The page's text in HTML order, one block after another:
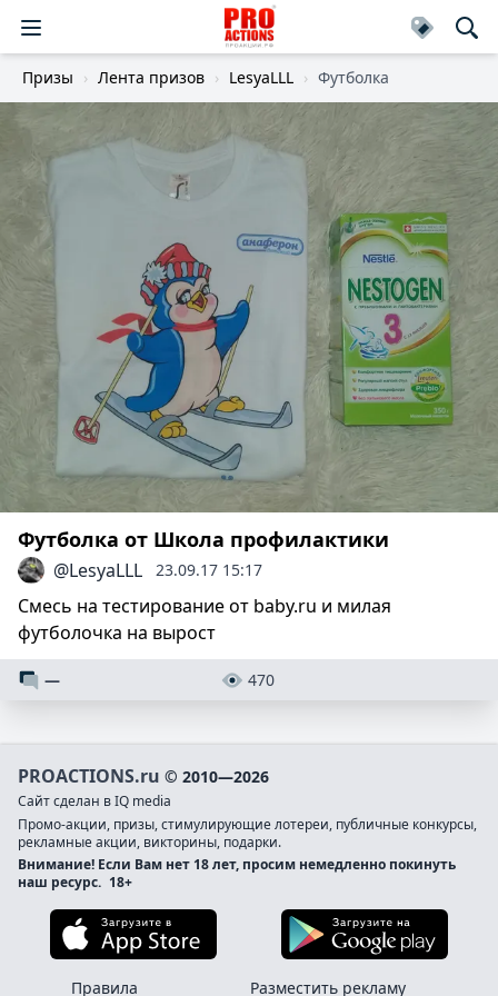
Призы Лента призов LesyaLLL Футболка
Футболка от Школа профилактики
@LesyaLLL 23.09.17 15:17
Смесь на тестирование от baby.ru и милая
футболочка на вырост
— 470
PROACTIONS.ru © 2010—2026
Сайт сделан в IQ media
Промо-акции, призы, стимулирующие лотереи, публичные конкурсы,
рекламные акции, викторины, подарки.
Внимание! Если Вам нет 18 лет, просим немедленно покинуть
наш ресурс. 18+
Загрузите в App Store
Правила Разместить рекламу